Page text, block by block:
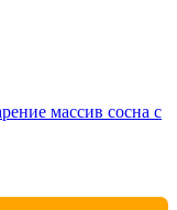
массив сосна с